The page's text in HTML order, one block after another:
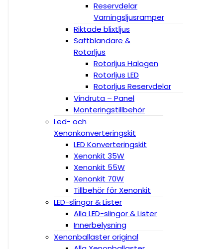
Reservdelar
Varningsljusramper
Riktade blixtljus
Saftblandare &
Rotorljus
Rotorljus Halogen
Rotorljus LED
Rotorljus Reservdelar
Vindruta – Panel
Monteringstillbehör
Led- och
Xenonkonverteringskit
LED Konverteringskit
Xenonkit 35W
Xenonkit 55W
Xenonkit 70W
Tillbehör för Xenonkit
LED-slingor & Lister
Alla LED-slingor & Lister
Innerbelysning
Xenonballaster original